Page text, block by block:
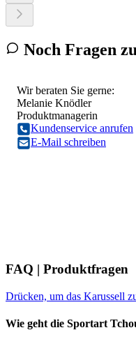
Noch Fragen
Wir beraten Sie gerne:
Melanie Knödler
Produktmanagerin
Kundenservice anrufen
E-Mail schreiben
FAQ | Produktfragen
Drücken, um das Karussell
Wie geht die Sportart